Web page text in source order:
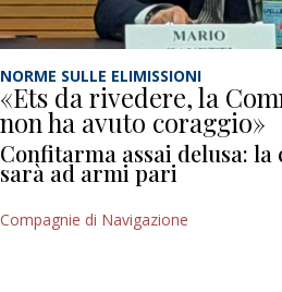
NORME SULLE ELIMISSIONI
«Ets da rivedere, la
non ha avuto coraggio»
Confitarma assai delusa:
sarà ad armi pari
Compagnie di Navigazione